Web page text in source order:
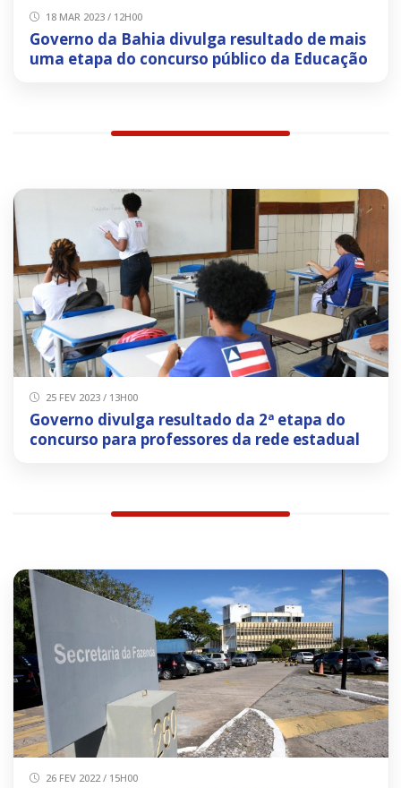
18 MAR 2023 / 12H00
Governo da Bahia divulga resultado de mais
uma etapa do concurso público da Educação
25 FEV 2023 / 13H00
Governo divulga resultado da 2ª etapa do
concurso para professores da rede estadual
26 FEV 2022 / 15H00